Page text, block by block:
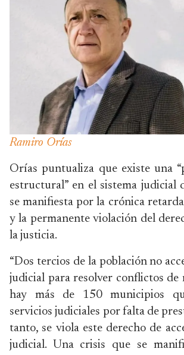
Ramiro Orías
Orías puntualiza que existe una
estructural” en el sistema judicial
se manifiesta por la crónica
y la permanente violación del
la justicia.
“Dos tercios de la población no
judicial para resolver conflictos de
hay más de 150 municipios
servicios judiciales por falta de
tanto, se viola este derecho de
judicial. Una crisis que se